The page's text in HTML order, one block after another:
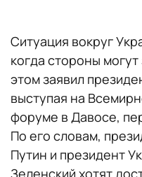
Ситуация вокруг
когда стороны
этом заявил
выступая на
форуме в Давосе,
По его словам,
Путин и президент
Зеленский хотят